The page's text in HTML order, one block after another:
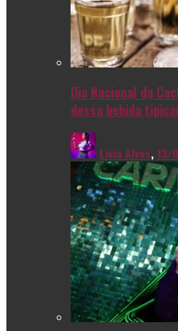
Dia Nacional da
dessa bebida
Livia Alves,13/